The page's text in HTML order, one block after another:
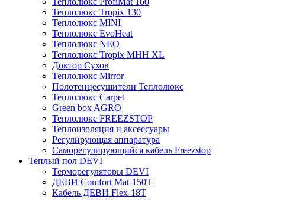
Теплолюкс Tropix 130
Теплолюкс MINI
Теплолюкс EvoHeat
Теплолюкс NEO
Теплолюкс Tropix МНН XL
Доктор Сухов
Теплолюкс Mirror
Полотенцесушители Теплолюкс
Теплолюкс Carpet
Green box AGRO
Теплолюкс FREEZSTOP
Теплоизоляция и аксессуары
Регулирующая аппаратура
Cаморегулирующийся кабель Freezstop
Теплый пол DEVI
Терморегуляторы DEVI
ДЕВИ Comfort Mat-150T
Кабель ДЕВИ Flex-18T